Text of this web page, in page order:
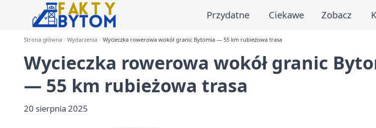
Przydatne Ciekawe Zobacz
Strona główna Wydarzenia Wycieczka rowerowa wokół granic Bytomia — 55 km rubieżowa trasa
Wycieczka rowerowa wokół granic
— 55 km rubieżowa trasa
20 sierpnia 2025